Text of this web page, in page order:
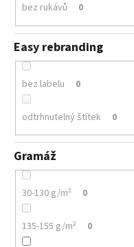
bez rukávů 0
Easy rebranding
bez labelu 0
odtrhnutelný štítek 0
Gramáž
30-130 g/m² 0
135-155 g/m² 0